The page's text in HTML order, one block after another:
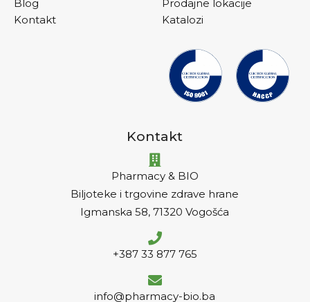
Blog
Kontakt
Prodajne lokacije
Katalozi
Kontakt
Pharmacy & BIO
Biljoteke i trgovine zdrave hrane
Igmanska 58, 71320 Vogošća
+387 33 877 765
info@pharmacy-bio.ba